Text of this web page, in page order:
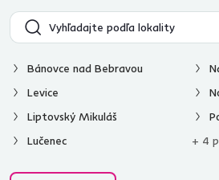
Bánovce nad Bebravou
Levice
Liptovský Mikuláš
Lučenec
+ 4